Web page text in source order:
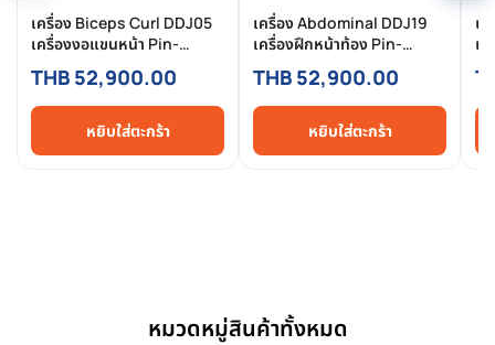
เครื่อง Biceps Curl DDJ05
เครื่องงอแขนหน้า Pin-
Selected Commercial
สำหรับฟิตเนสมืออาชีพ
THB 52,900.00
หยิบใส่ตะกร้า
เครื่อง Abdominal DDJ19
เครื่องฝึกหน้าท้อง Pin-
Selected Commercial
สำหรับฟิตเนสมืออาชีพ
THB 52,900.00
หยิบใส่ตะกร้า
เ
เ
หมวดหมู่สินค้าทั้งหมด